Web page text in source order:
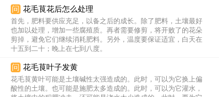
问 花毛茛花后怎么处理
首先，肥料要供应充足，以备之后的成长。除了肥料，土壤最好
也加以处理，增加一些腐殖质。再者需要修剪，将开败了的花朵
剪掉，避免它们继续消耗肥料。另外，温度要保证适宜，白天在
十五到二十；晚上在七到八度。
问 花毛茛叶子发黄
花毛茛黄叶可能是土壤碱性太强造成的。此时，可以为它换上偏
酸性的土壤。也可能是施肥太多造成的。此时，可以为它灌水，